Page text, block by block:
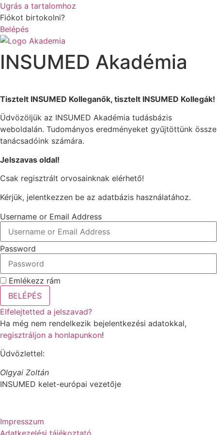
Ugrás a tartalomhoz
Fiókot birtokolni?
Belépés
INSUMED Akadémia
Tisztelt INSUMED Kolleganők, tisztelt INSUMED Kollegák!
Üdvözöljük az INSUMED Akadémia tudásbázis
weboldalán. Tudományos eredményeket gyűjtöttünk össze
tanácsadóink számára.
Jelszavas oldal!
Csak regisztrált orvosainknak elérhető!
Kérjük, jelentkezzen be az adatbázis használatához.
Username or Email Address
Password
Emlékezz rám
BELÉPÉS
Elfelejtetted a jelszavad?
Ha még nem rendelkezik bejelentkezési adatokkal,
regisztráljon a honlapunkon!
Üdvözlettel:
Olgyai Zoltán
INSUMED kelet-európai vezetője
Impresszum
Adatkezelési tájékoztató